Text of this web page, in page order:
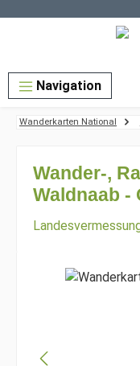
Zum Hauptinhalt
Navigation
Wanderkarten National
Wander-,
Waldnaab -
Bildergalerie